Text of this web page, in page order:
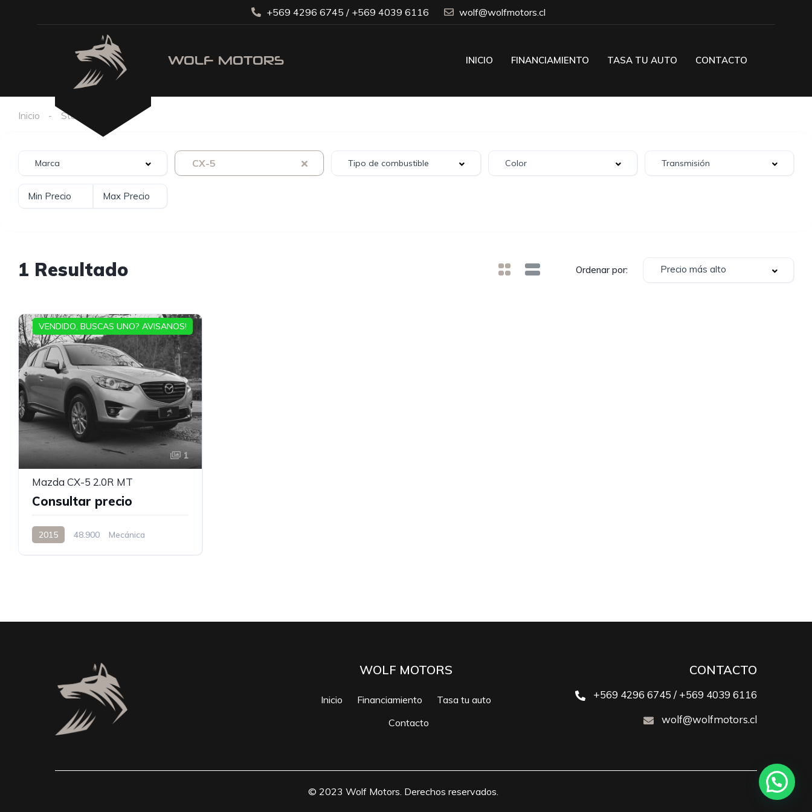
+569 4296 6745 / +569 4039 6116 wolf@wolfmotors.cl
INICIO FINANCIAMIENTO TASA TU AUTO CONTACTO
Inicio Stock
CX-5
1 Resultado Ordenar por: Precio más alto
1
Mazda CX-5 2.0R MT
Consultar precio
2015 48.900 Mecánica
VENDIDO, BUSCAS UNO? AVISANOS!
WOLF MOTORS
Inicio Financiamiento
Tasa tu auto
Contacto
CONTACTO
+569 4296 6745 / +569 4039 6116
wolf@wolfmotors.cl
© 2023 Wolf Motors. Derechos reservados.